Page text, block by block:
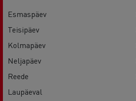
Esmaspäev
Teisipäev
Kolmapäev
Neljapäev
Reede
Laupäeval